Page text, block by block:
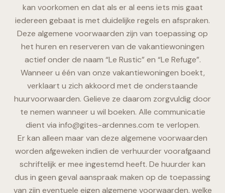
kan voorkomen en dat als er al eens iets mis gaat
iedereen gebaat is met duidelijke regels en afspraken.
Deze algemene voorwaarden zijn van toepassing op
het huren en reserveren van de vakantiewoningen
actief onder de naam “Le Rustic” en “Le Refuge”.
Wanneer u één van onze vakantiewoningen boekt,
verklaart u zich akkoord met de onderstaande
huurvoorwaarden. Gelieve ze daarom zorgvuldig door
te nemen wanneer u wil boeken. Alle communicatie
dient via info@gites-ardennes.com te verlopen.
Er kan alleen maar van deze algemene voorwaarden
worden afgeweken indien de verhuurder voorafgaand
schriftelijk er mee ingestemd heeft. De huurder kan
dus in geen geval aanspraak maken op de toepassing
van zijn eventuele eigen algemene voorwaarden, welke